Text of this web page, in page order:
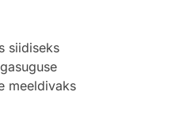
siidiseks
meeldivaks